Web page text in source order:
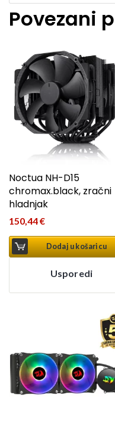
Povezani
Noctua NH-D15
chromax.black, zračni
hladnjak
150,44€
Dodaj u košaricu
Usporedi